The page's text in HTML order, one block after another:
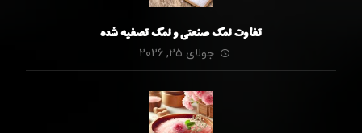
تفاوت نمک صنعتی و نمک تصفیه شده
جولای ۲۵, ۲۰۲۶